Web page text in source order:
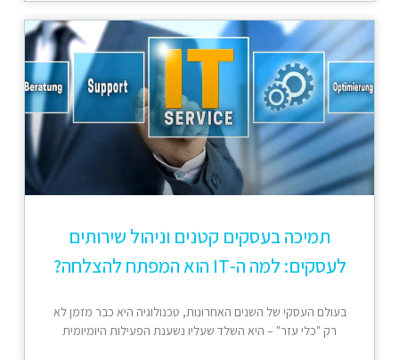
תמיכה בעסקים קטנים וניהול שירותים
לעסקים: למה ה-IT הוא המפתח להצלחה?
בעולם העסקי של השנים האחרונות, טכנולוגיה היא כבר מזמן לא
רק "כלי עזר" – היא השלד שעליו נשענת הפעילות היומיומית